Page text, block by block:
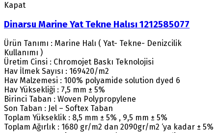
Kapat
Dinarsu Marine Yat Tekne Halısı 1212585077
Ürün Tanımı : Marine Halı ( Yat- Tekne- Denizcilik
Kullanımı )
Üretim Cinsi : Chromojet Baskı Teknolojisi
Hav İlmek Sayısı : 169420/m2
Hav Malzemesi : 100% polyamide solution dyed 6
Hav Yüksekliği : 7,5 mm ± 5%
Birinci Taban : Woven Polypropylene
Son Taban : Jel – Softex Taban
Toplam Yükseklik : 8,5 mm ± 5% , 9,5 mm ± 5%
Toplam Ağırlık : 1680 gr/m2 dan 2090gr/m2 ‘ya kadar ± 5%